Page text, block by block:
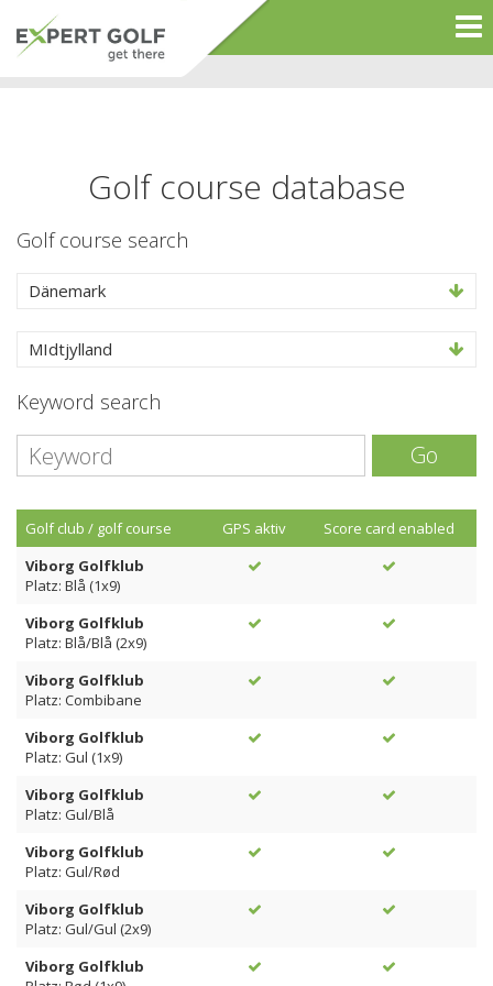
Golf course database
Golf course search
Dänemark
MIdtjylland
Keyword search
Go
Golf club / golf course GPS aktiv
Score card enabled
Viborg Golfklub
Platz: Blå (1x9)
Viborg Golfklub
Platz: Blå/Blå (2x9)
Viborg Golfklub
Platz: Combibane
Viborg Golfklub
Platz: Gul (1x9)
Viborg Golfklub
Platz: Gul/Blå
Viborg Golfklub
Platz: Gul/Rød
Viborg Golfklub
Platz: Gul/Gul (2x9)
Viborg Golfklub